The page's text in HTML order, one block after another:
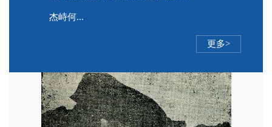
杰峙何...
更多>